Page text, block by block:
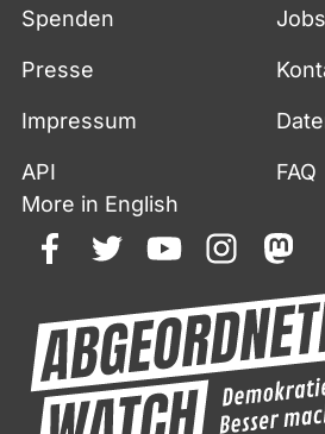
Spenden Jobs
Presse
Impressum
API
FAQ
More in English
facebooktwitteryoutubeinstagram